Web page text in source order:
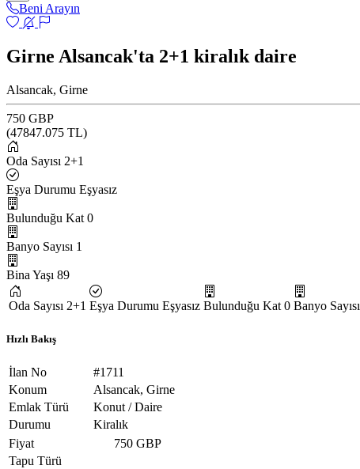
Beni Arayın
Girne Alsancak'ta 2+1 kiralık daire
Alsancak, Girne
750 GBP
(47847.075 TL)
Oda Sayısı 2+1
Eşya Durumu Eşyasız
Bulunduğu Kat 0
Banyo Sayısı 1
Bina Yaşı 89
Oda Sayısı 2+1 Eşya Durumu Eşyasız Bulunduğu Kat 0 Banyo Sayısı
Hızlı Bakış
İlan No
#1711
Konum
Alsancak, Girne
Emlak Türü
Konut / Daire
Durumu
Kiralık
Fiyat
750 GBP
Tapu Türü